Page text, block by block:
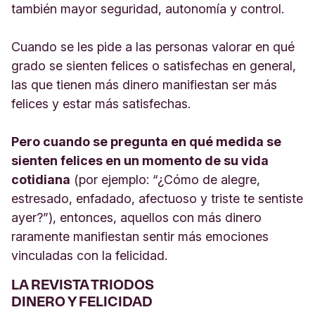
también mayor seguridad, autonomía y control.
Cuando se les pide a las personas valorar en qué
grado se sienten felices o satisfechas en general,
las que tienen más dinero manifiestan ser más
felices y estar más satisfechas.
Pero cuando se pregunta en qué medida se
sienten felices en un momento de su vida
cotidiana (por ejemplo: “¿Cómo de alegre,
estresado, enfadado, afectuoso y triste te sentiste
ayer?”), entonces, aquellos con más dinero
raramente manifiestan sentir más emociones
vinculadas con la felicidad.
LA REVISTA TRIODOS
DINERO Y FELICIDAD